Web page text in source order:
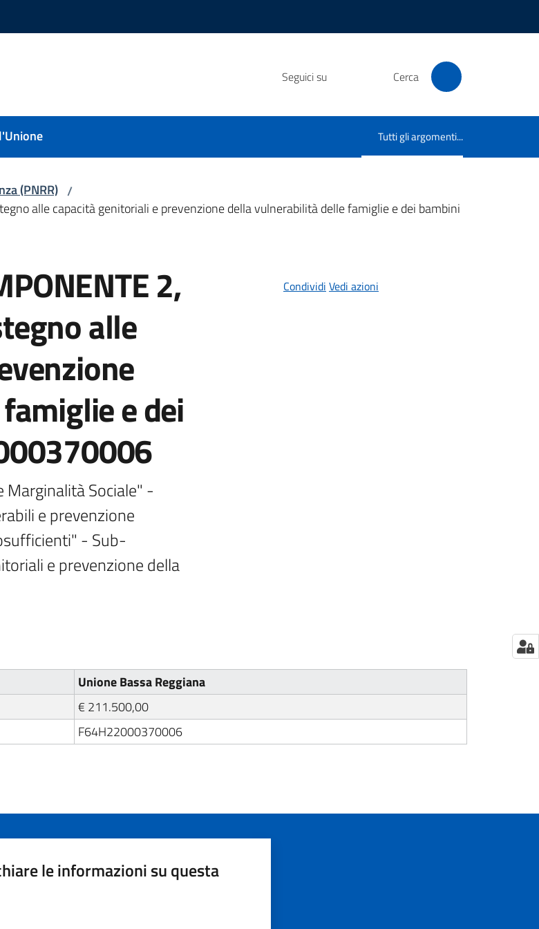
Seguici su Cerca
Tutti gli argomenti...
Menu selezionato
(PNRR) /
alle capacità genitoriali e prevenzione della vulnerabilità delle famiglie e dei bambini
2,
alle
e dei
Marginalità Sociale" -
e prevenzione
- Sub-
e prevenzione della
Condividi Vedi azioni
Unione Bassa Reggiana
€ 211.500,00
F64H22000370006
le informazioni su questa